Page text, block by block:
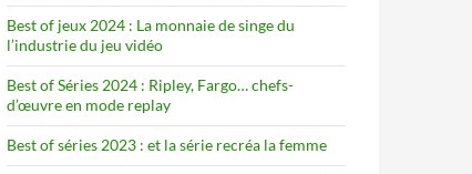
Best of jeux 2024 : La monnaie de singe du
l’industrie du jeu vidéo
Best of Séries 2024 : Ripley, Fargo… chefs-
d’œuvre en mode replay
Best of séries 2023 : et la série recréa la femme